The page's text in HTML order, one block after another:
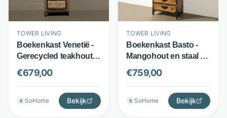
TOWER LIVING
Boekenkast Venetië -
Gerecycled teakhout -
3 lades - Bruin - Tower
Living
€679,00
S SoHome Bekijk
TOWER LIVING
Boekenkast Basto -
Mangohout en staal - 2
lades en open vakken
- Bruin - Tower Living
€759,00
S SoHome Bekijk